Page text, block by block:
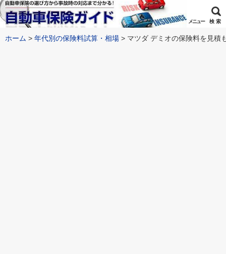
メニュー 検 索
ホーム 年代別の保険料試算・相場 マツダ デミオの保険料を見積